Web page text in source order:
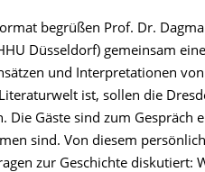
begrüßen Prof. Dr.
Düsseldorf) gemeinsam
und Interpretationen
ist, sollen die
Die Gäste sind zum Gespräch
sind. Von diesem
zur Geschichte diskutiert: